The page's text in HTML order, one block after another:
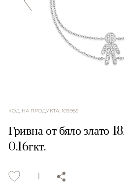
КОД НА ПРОДУКТА:109985
Гривна от бяло злато
0.16гкт.